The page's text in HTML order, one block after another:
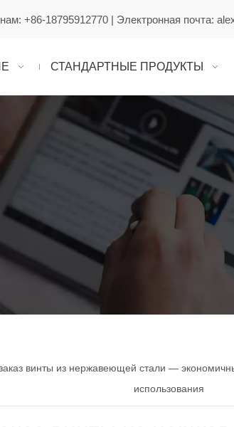
+86-18795912770 | Электронная почта:
СТАНДАРТНЫЕ ПРОДУКТЫ
винты из нержавеющей стали —
использования